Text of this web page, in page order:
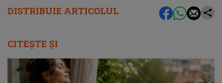
DISTRIBUIE ARTICOLUL
CITEȘTE ȘI